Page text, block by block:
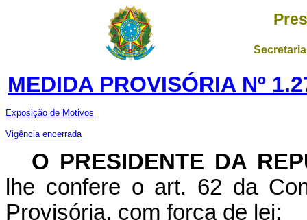
MEDIDA PROVISÓRIA Nº
Exposição de Motivos
Vigência encerrada
O PRESIDENTE DA
lhe confere o art. 62 da
Provisória, com força de lei: